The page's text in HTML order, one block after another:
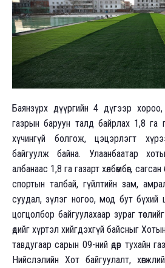
Баянзүрх дүүргийн 4 дүгээр хороо,
газрын баруун талд байрлах 1,8 га
хүчингүй болгож, цэцэрлэгт
байгуулж байна. Улаанбаатар
албанаас 1,8 га газарт хөлбөмбөг, сагсан
спортын талбай, гүйлтийн зам,
суудал, зүлэг ногоо, мод бут бүхий
цогцолбор байгуулахаар зураг
өдийг хүртэл хийгдэхгүй байсныг
тавдугаар сарын 09-ний өдөр тухайн
Нийслэлийн Хот байгуулалт,